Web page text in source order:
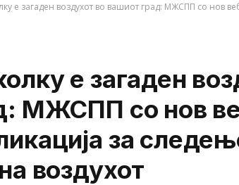
е загаден воздухот во вашиот град: МЖСПП со нов
е загаден
МЖСПП со нов
за
воздухот